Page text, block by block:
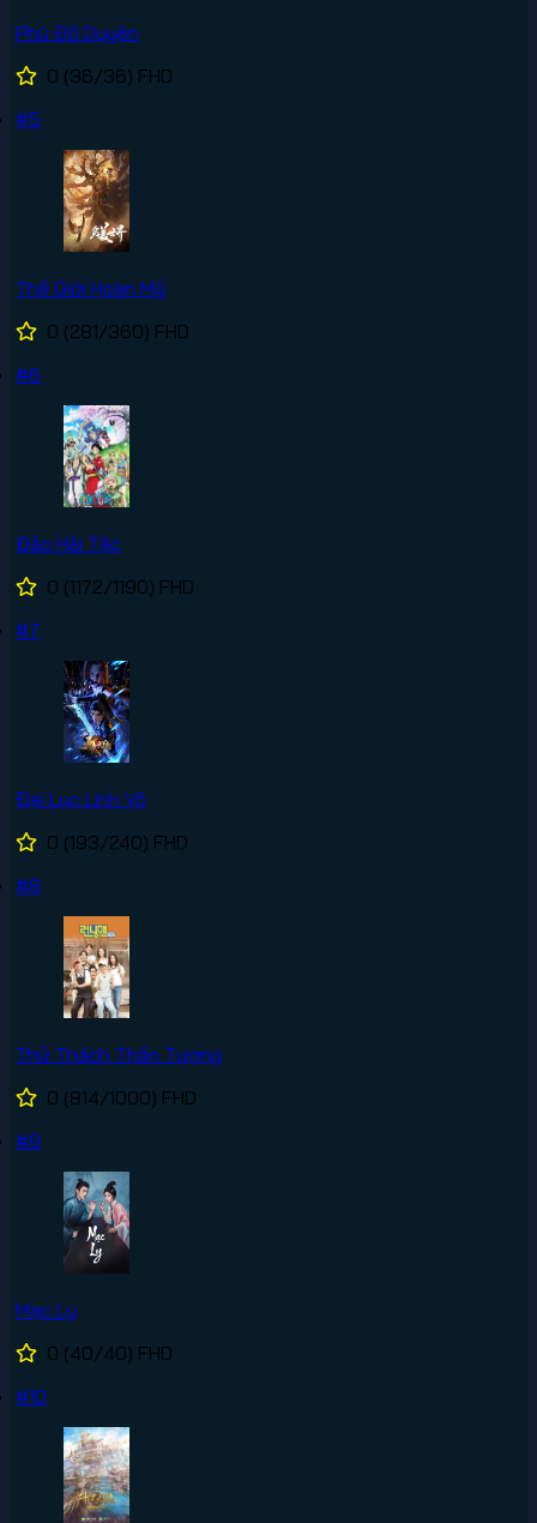
Phù Đồ Duyên
0 (36/36) FHD
#5
Thế Giới Hoàn Mỹ
0 (281/360) FHD
#6
Đảo Hải Tặc
0 (1172/1190) FHD
#7
Đại Lục Linh Võ
0 (193/240) FHD
#8
Thử Thách Thần Tượng
0 (814/1000) FHD
#9
Mạc Ly
0 (40/40) FHD
#10